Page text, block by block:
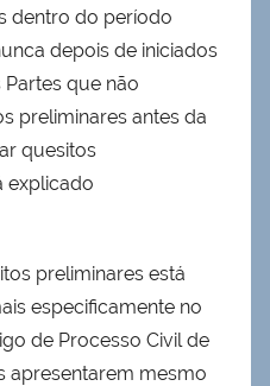
dentro do período
depois de iniciados
que não
preliminares antes da
quesitos
explicado
preliminares está
especificamente no
de Processo Civil de
apresentarem mesmo